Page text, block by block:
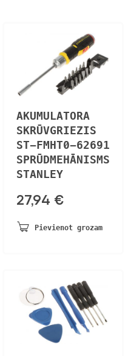
AKUMULATORA
SKRŪVGRIEZIS
ST-FMHT0-62691
SPRŪDMEHĀNISMS
STANLEY
27,94 €
Pievienot grozam